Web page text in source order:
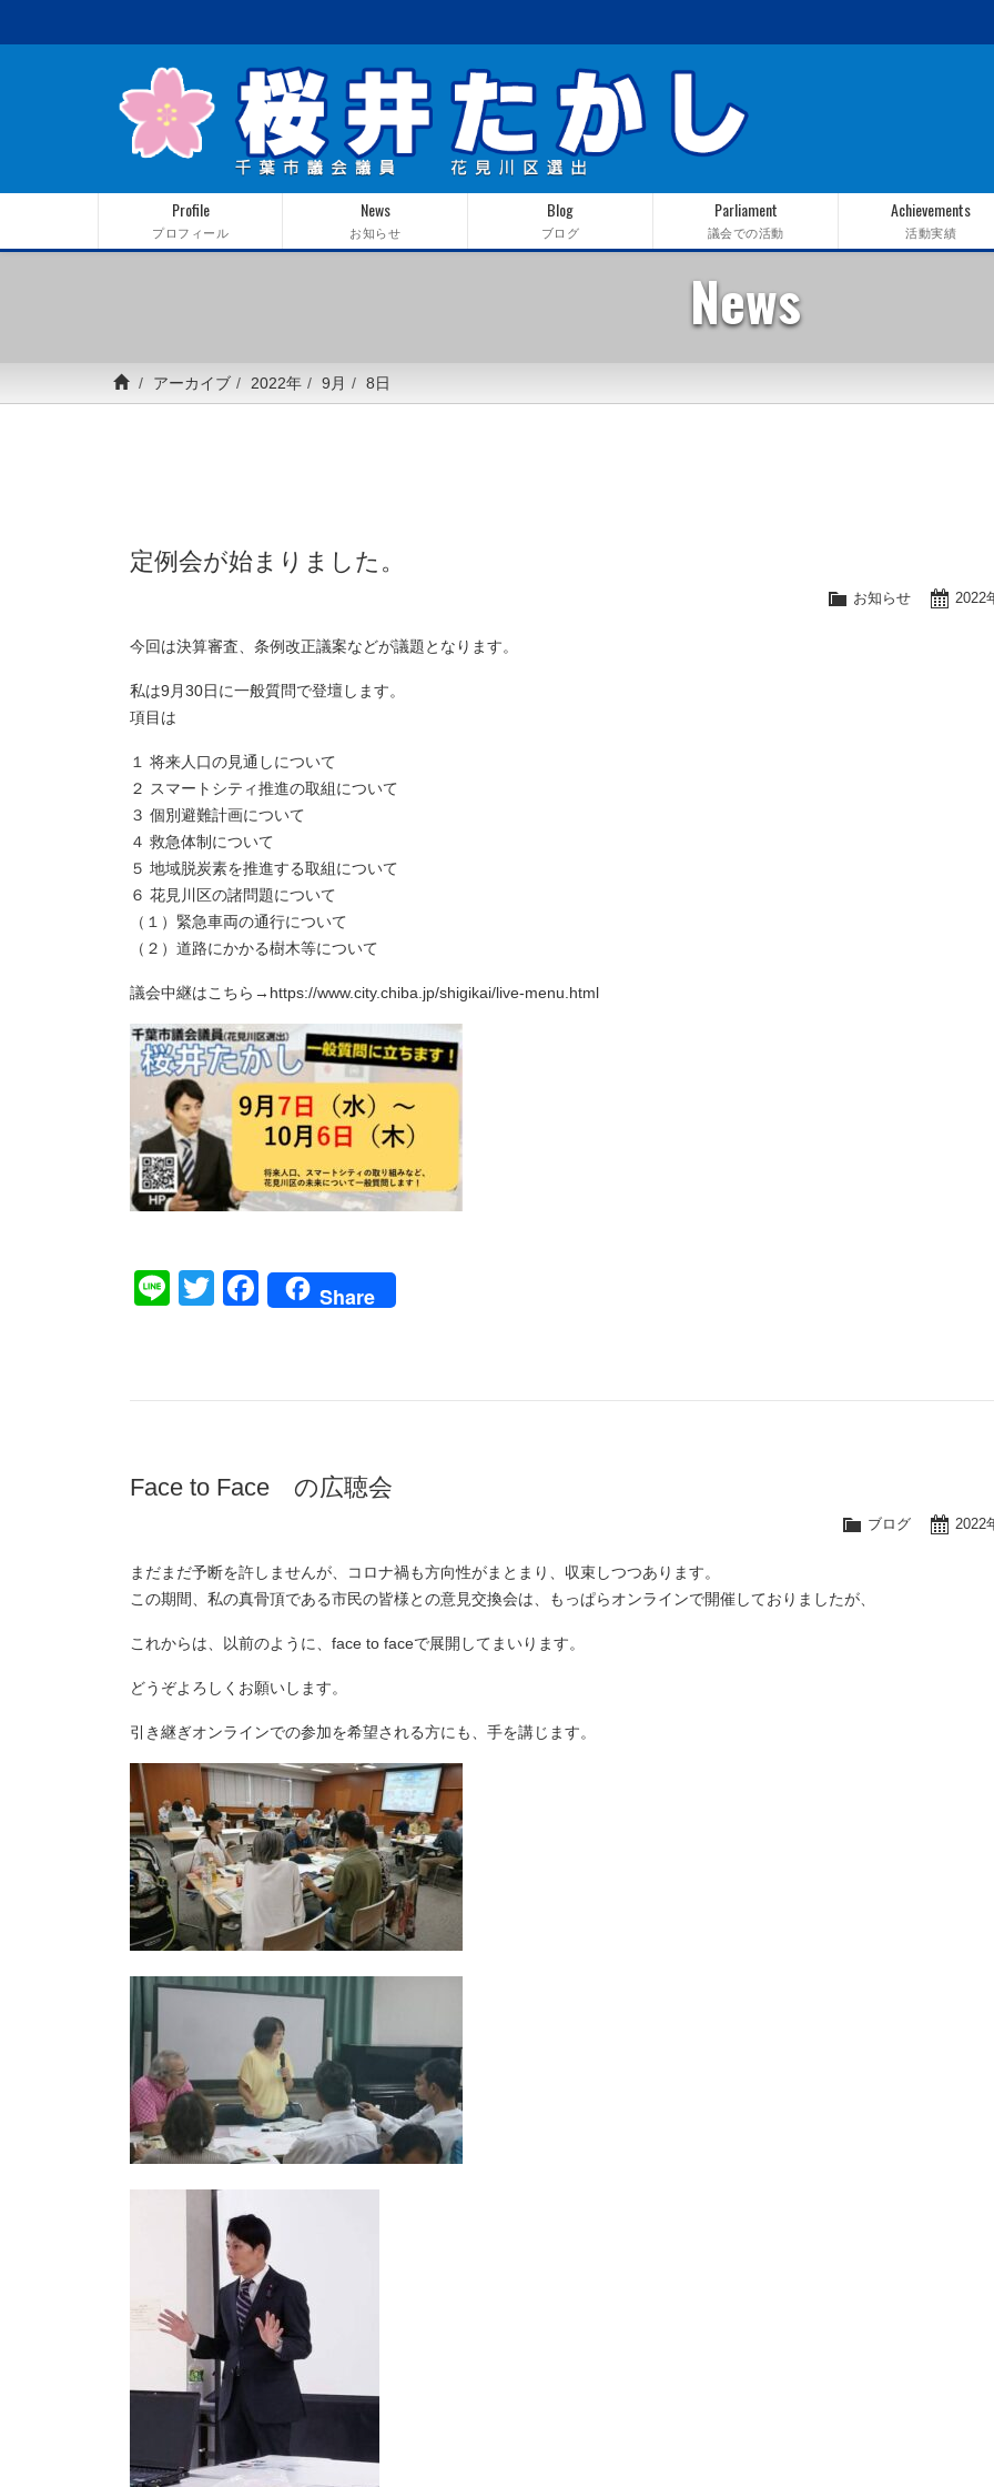
Profile
プロフィール
News
お知らせ
Blog
ブログ
Parliament
議会での活動
Achievements
活動実績
News
アーカイブ 2022年 9月 8日
定例会が始まりました。
2022
お知らせ
今回は決算審査、条例改正議案などが議題となります。
私は9月30日に一般質問で登壇します。
項目は
１ 将来人口の見通しについて
２ スマートシティ推進の取組について
３ 個別避難計画について
４ 救急体制について
５ 地域脱炭素を推進する取組について
６ 花見川区の諸問題について
（１）緊急車両の通行について
（２）道路にかかる樹木等について
議会中継はこちら→ https://www.city.chiba.jp/shigikai/live-menu.html
LineTwitterFacebook
Share
Face to Face の広聴会
2022
ブログ
まだまだ予断を許しませんが、コロナ禍も方向性がまとまり、収束しつつあります。
この期間、私の真骨頂である市民の皆様との意見交換会は、もっぱらオンラインで開催しておりましたが、
これからは、以前のように、face to faceで展開してまいります。
どうぞよろしくお願いします。
引き継ぎオンラインでの参加を希望される方にも、手を講じます。